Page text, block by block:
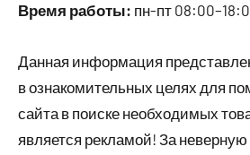
Время работы: пн-пт
Данная информация
в ознакомительных целях для
сайта в поиске необходимых
является рекламой! За